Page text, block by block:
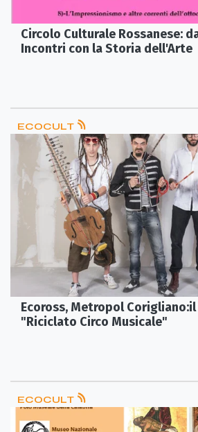
Circolo Culturale Rossanese:
Incontri con la Storia dell'Arte
ECOCULT
Ecoross, Metropol
"Riciclato Circo Musicale"
ECOCULT